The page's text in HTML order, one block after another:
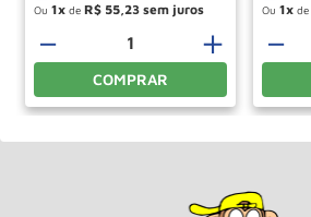
Ou 1 de R$ 55,23
＋
－
COMPRAR
Ou 1 de
－